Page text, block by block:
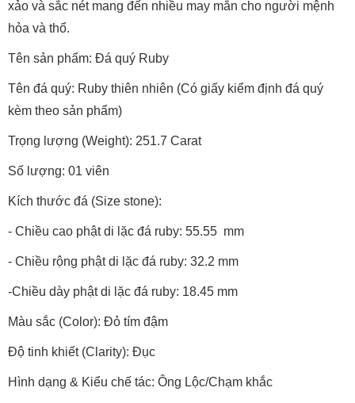
xảo và sắc nét mang đến nhiều may mắn cho người mệnh
hỏa và thổ.
Tên sản phẩm: Đá quý Ruby
Tên đá quý: Ruby thiên nhiên (Có giấy kiểm định đá quý
kèm theo sản phẩm)
Trọng lượng (Weight): 251.7 Carat
Số lượng: 01 viên
Kích thước đá (Size stone):
- Chiều cao phật di lặc đá ruby: 55.55 mm
- Chiều rộng phật di lặc đá ruby: 32.2 mm
-Chiều dày phật di lặc đá ruby: 18.45 mm
Màu sắc (Color): Đỏ tím đậm
Độ tinh khiết (Clarity): Đục
Hình dạng & Kiểu chế tác: Ông Lộc/Chạm khắc